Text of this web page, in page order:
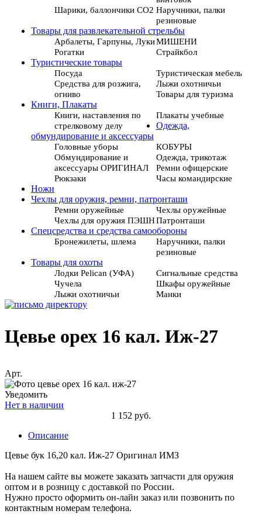
Шарики, баллончики СО2 Наручники, палки
резиновые
Товары для развлекательной стрельбы
Арбалеты, Гарпуны, ЛукиМИШЕНИ
Рогатки
Страйкбол
Туристические товары
Посуда
Туристическая мебель
Средства для розжига,
огниво
Лыжи охотничьи
Товары для туризма
Книги, Плакаты
Книги, наставления по
стрелковому делу
Плакаты учебные
Одежда,
обмундирование и аксессуары
Головные уборы
КОБУРЫ
Обмундирование и
аксессуары ОРИГИНАЛ
Одежда, трикотаж
Ремни офицерские
Рюкзаки
Часы командирские
Ножи
Чехлы для оружия, ремни, патронташи
Ремни оружейные
Чехлы оружейные
Чехлы для оружия ПЭШНПатронташи
Спецсредства и средства самообороны
Бронежилеты, шлема
Наручники, палки
резиновые
Товары для охоты
Лодки Pelican (УФА)
Сигнальные средства
Чучела
Шкафы оружейные
Лыжи охотничьи
Манки
Цевье орех 16 кал. Иж-27
Арт.
Уведомить
Нет в наличии
1 152 руб.
Описание
Цевье бук 16,20 кал. Иж-27 Оригинал ИМЗ
На нашем сайте вы можете заказать запчасти для оружия
оптом и в розницу с доставкой по России.
Нужно просто оформить он-лайн заказ или позвонить по
контактным номерам телефона.